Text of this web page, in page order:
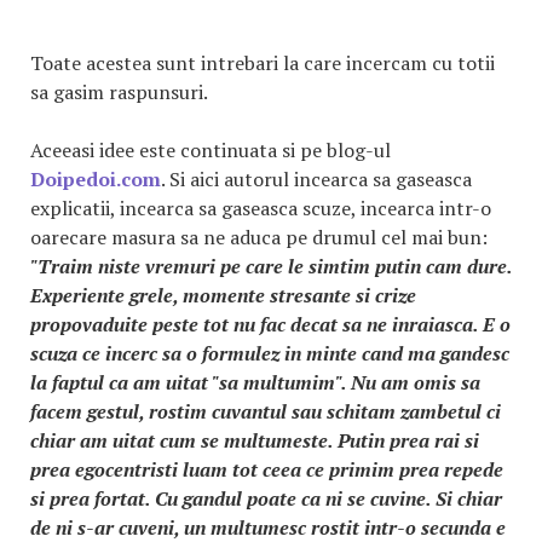
Toate acestea sunt intrebari la care incercam cu totii
sa gasim raspunsuri.
Aceeasi idee este continuata si pe blog-ul
Doipedoi.com. Si aici autorul incearca sa gaseasca
explicatii, incearca sa gaseasca scuze, incearca intr-o
oarecare masura sa ne aduca pe drumul cel mai bun:
"Traim niste vremuri pe care le simtim putin cam dure.
Experiente grele, momente stresante si crize
propovaduite peste tot nu fac decat sa ne inraiasca. E o
scuza ce incerc sa o formulez in minte cand ma gandesc
la faptul ca am uitat "sa multumim". Nu am omis sa
facem gestul, rostim cuvantul sau schitam zambetul ci
chiar am uitat cum se multumeste. Putin prea rai si
prea egocentristi luam tot ceea ce primim prea repede
si prea fortat. Cu gandul poate ca ni se cuvine. Si chiar
de ni s-ar cuveni, un multumesc rostit intr-o secunda e